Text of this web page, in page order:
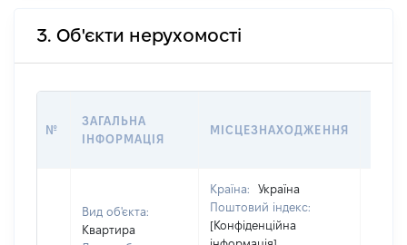
3. Об'єкти нерухомості
№
ЗАГАЛЬНА
ІНФОРМАЦІЯ
МІСЦЕЗНАХОДЖЕННЯ
Вид об'єкта:
Квартира
Країна:
Україна
Поштовий індекс:
[Конфіденційна